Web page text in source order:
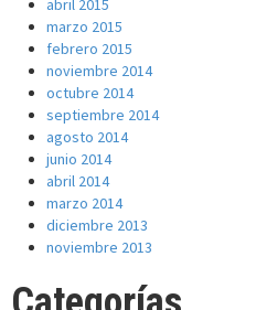
abril 2015
marzo 2015
febrero 2015
noviembre 2014
octubre 2014
septiembre 2014
agosto 2014
junio 2014
abril 2014
marzo 2014
diciembre 2013
noviembre 2013